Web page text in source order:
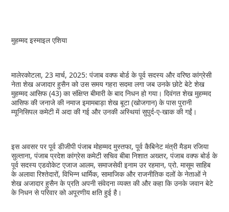
मुहम्मद इस्माइल एशिया
मालेरकोटला, 23 मार्च, 2025: पंजाब वक्फ बोर्ड के पूर्व सदस्य और वरिष्ठ कांग्रेसी
नेता शेख अजादार हुसैन को उस समय गहरा सदमा लगा जब उनके छोटे बेटे शेख
मुहम्मद आसिफ (43) का संक्षिप्त बीमारी के बाद निधन हो गया। दिवंगत शेख मुहम्मद
आसिफ की जनाजे की नमाज इमामबाड़ा शेख बूटा (खोजगान) के पास पुरानी
म्यूनिसिपल कमेटी में अदा की गई और उनकी अस्थियां सुपुर्द-ए-खाक की गईं।
इस अवसर पर पूर्व डीजीपी पंजाब मोहम्मद मुस्तफा, पूर्व कैबिनेट मंत्री मैडम रजिया
सुल्ताना, पंजाब प्रदेश कांग्रेस कमेटी सचिव बीबा निशात अख्तर, पंजाब वक्फ बोर्ड के
पूर्व सदस्य एडवोकेट एजाज आलम, समाजसेवी इनाम उर रहमान, प्रो. मासूम साहिब
के अलावा रिश्तेदारों, विभिन्न धार्मिक, सामाजिक और राजनीतिक दलों के नेताओं ने
शेख अजादार हुसैन के प्रति अपनी संवेदना व्यक्त की और कहा कि उनके जवान बेटे
के निधन से परिवार को अपूरणीय क्षति हुई है।